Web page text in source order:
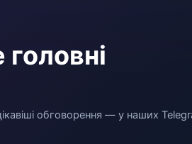
обговорення — у наших